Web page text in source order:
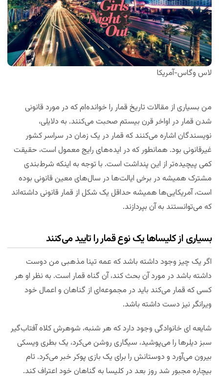
لاس وگاس-آمریکا
من بسیاری از مقالات تاریخ قمار را خوانده‌ام که در مورد قانونی
شدن قمار در اواخر قرن بیستم صحبت می‌کنند. به دلایلی،
نویسندگان اشاره می‌کنند که قمار در یک زمان در سراسر کشور
غیرقانونی بود. همانطور که در ایده‌های رایج معمول است، حقیقت
کمی پیچیده‌تر از این پنداشت است. با توجه به اینکه شرط‌بندی
مشترک همیشه در برخی ایالت‌ها در سال‌های معین قانونی بوده
است، آمریکایی‌ها همیشه حداقل یک شکل از قمار قانونی داشته‌اند
که می‌توانستند به آن بپردازند.
بسیاری از کلیساها یک نوع قمار را تایید می‌کنند
اگر یک چیز وجود داشته باشد که عمه تینا مذهبی من دوست
داشته باشد در مورد آن بحث کند، آن گناه قمار است. به نظر او هر
کسی که قمار می‌کند باید در مجموعه‌ای از گناهان و اعمال خود
ویرانگر نیز دست داشته باشد.
شایعه ای خانوادگی وجود دارد که هر شنبه، شوهرش کلاه آفتاب‌گیر
سبز دیلرها را می‌پوشید، سیگاری روشن می‌کرد، یک بطری ویسکی
بیرون می‌آورد و دوستانش را برای یک بازی پوکر خبر می‌کرد. تام
بیچاره مجبور شد روز بعد در کلیسا به گناهان خود اعتراف کند.